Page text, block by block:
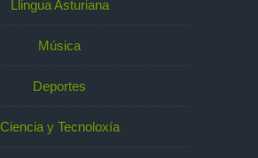
Llingua Asturiana
Música
Deportes
Ciencia y Tecnoloxía